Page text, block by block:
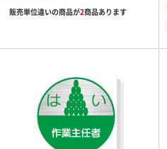
販売単位違いの商品が2商品あります